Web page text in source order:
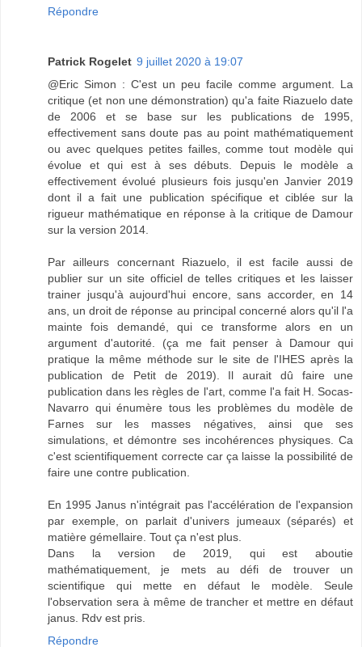
Répondre
Patrick Rogelet 9 juillet 2020 à 19:07
@Eric Simon : C'est un peu facile comme argument. La
critique (et non une démonstration) qu'a faite Riazuelo date
de 2006 et se base sur les publications de 1995,
effectivement sans doute pas au point mathématiquement
ou avec quelques petites failles, comme tout modèle qui
évolue et qui est à ses débuts. Depuis le modèle a
effectivement évolué plusieurs fois jusqu'en Janvier 2019
dont il a fait une publication spécifique et ciblée sur la
rigueur mathématique en réponse à la critique de Damour
sur la version 2014.
Par ailleurs concernant Riazuelo, il est facile aussi de
publier sur un site officiel de telles critiques et les laisser
trainer jusqu'à aujourd'hui encore, sans accorder, en 14
ans, un droit de réponse au principal concerné alors qu'il l'a
mainte fois demandé, qui ce transforme alors en un
argument d'autorité. (ça me fait penser à Damour qui
pratique la même méthode sur le site de l'IHES après la
publication de Petit de 2019). Il aurait dû faire une
publication dans les règles de l'art, comme l'a fait H. Socas-
Navarro qui énumère tous les problèmes du modèle de
Farnes sur les masses négatives, ainsi que ses
simulations, et démontre ses incohérences physiques. Ca
c'est scientifiquement correcte car ça laisse la possibilité de
faire une contre publication.
En 1995 Janus n'intégrait pas l'accélération de l'expansion
par exemple, on parlait d'univers jumeaux (séparés) et
matière gémellaire. Tout ça n'est plus.
Dans la version de 2019, qui est aboutie
mathématiquement, je mets au défi de trouver un
scientifique qui mette en défaut le modèle. Seule
l'observation sera à même de trancher et mettre en défaut
janus. Rdv est pris.
Répondre